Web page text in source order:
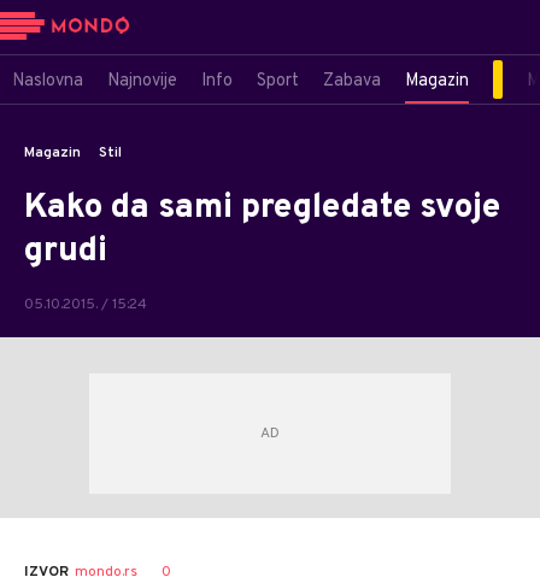
Naslovna Najnovije Info Sport Zabava Magazin
Magazin Stil
Kako da sami pregledate svoje
grudi
05.10.2015. / 15:24
IZVOR mondo.rs 0